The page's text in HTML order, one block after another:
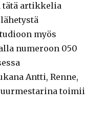
artikkelia
myös
numeroon 050
Antti, Renne,
toimii